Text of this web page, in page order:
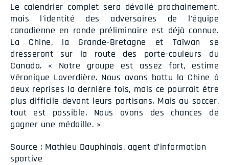
Le calendrier complet sera dévoilé prochainement,
mais l'identité des adversaires de l'équipe
canadienne en ronde préliminaire est déjà connue.
La Chine, la Grande-Bretagne et Taïwan se
dresseront sur la route des porte-couleurs du
Canada. « Notre groupe est assez fort, estime
Véronique Laverdière. Nous avons battu la Chine à
deux reprises la dernière fois, mais ce pourrait être
plus difficile devant leurs partisans. Mais au soccer,
tout est possible. Nous avons des chances de
gagner une médaille. »
Source : Mathieu Dauphinais, agent d’information
sportive